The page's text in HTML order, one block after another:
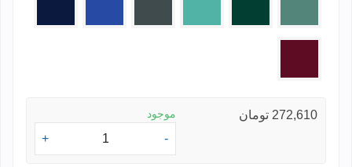
272,610 تومان موجود
-
+